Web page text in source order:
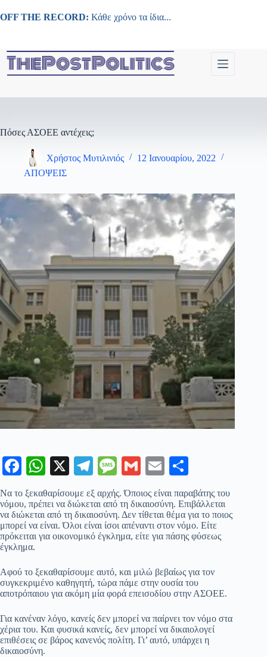
στο
OFF THE RECORD: Κάθε χρόνο τα ίδια...
Πόσες ΑΣΟΕΕ αντέχεις;
Χρήστος Μυτιλινιός
12 Ιανουαρίου, 2022
ΑΠΟΨΕΙΣ
Fa
ce
bo
ok
W
ha
ts
A
pp
X
Te
le
gr
a
m
M
es
sa
ge
G
ail
E
ail
οι
ρ
α
στ
τε
Να το ξεκαθαρίσουμε εξ αρχής. Όποιος είναι παραβάτης του
νόμου, πρέπει να διώκεται από τη δικαιοσύνη. Επιβάλλεται
να διώκεται από τη δικαιοσύνη. Δεν τίθεται θέμα για το ποιος
μπορεί να είναι. Όλοι είναι ίσοι απέναντι στον νόμο. Είτε
πρόκειται για οικονομικό έγκλημα, είτε για πάσης φύσεως
έγκλημα.
Αφού το ξεκαθαρίσουμε αυτό, και μιλώ βεβαίως για τον
συγκεκριμένο καθηγητή, τώρα πάμε στην ουσία του
αποτρόπαιου για ακόμη μία φορά επεισοδίου στην ΑΣΟΕΕ.
Για κανέναν λόγο, κανείς δεν μπορεί να παίρνει τον νόμο στα
χέρια του. Και φυσικά κανείς, δεν μπορεί να δικαιολογεί
επιθέσεις σε βάρος κανενός πολίτη. Γι’ αυτό, υπάρχει η
δικαιοσύνη.